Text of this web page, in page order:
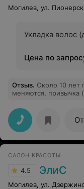
Могилев, ул.
Укладка волос
Цена по
Отзыв. Около 10 лет
меняются, привычка
в салоне "Тамара"-
повысить сервиз
своей очереди,
предложить, а
кажется. Спасибо,
САЛОН КРАСОТЫ
4.5 ЭлиС
Могилев, ул.